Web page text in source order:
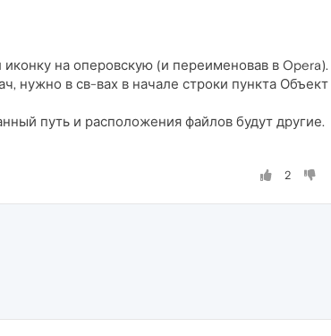
на оперовскую (и переименовав в
нужно в св-вах в начале строки пункта Объект
путь и расположения файлов будут другие.
2